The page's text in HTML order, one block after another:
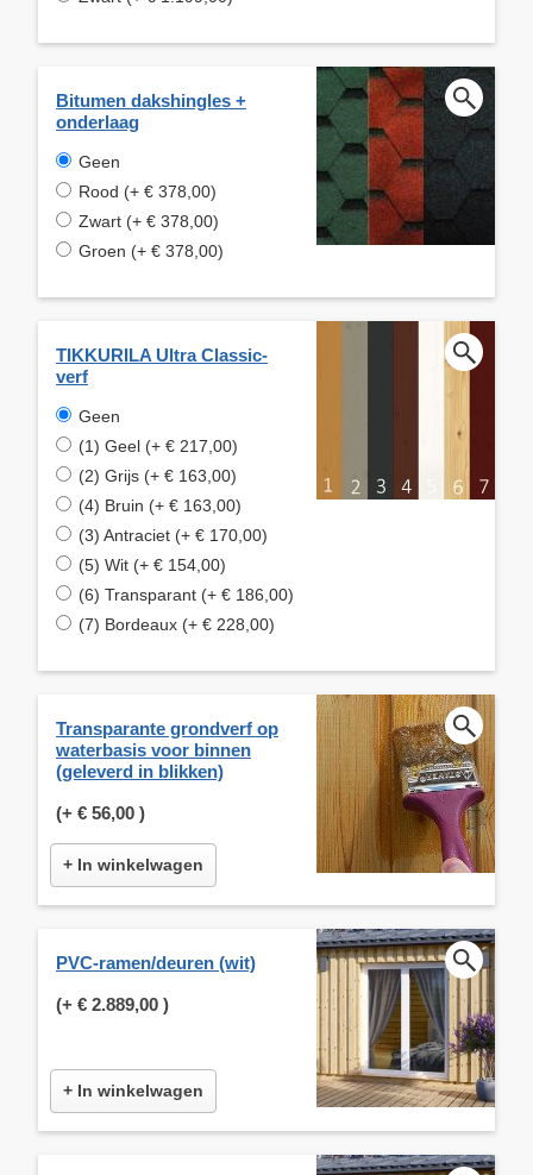
Bitumen dakshingles +
onderlaag
Geen
Rood (+ € 378,00)
Zwart (+ € 378,00)
Groen (+ € 378,00)
TIKKURILA Ultra Classic-
verf
Geen
(1) Geel (+ € 217,00)
(2) Grijs (+ € 163,00)
(4) Bruin (+ € 163,00)
(3) Antraciet (+ € 170,00)
(5) Wit (+ € 154,00)
(6) Transparant (+ € 186,00)
(7) Bordeaux (+ € 228,00)
Transparante grondverf op
waterbasis voor binnen
(geleverd in blikken)
(+ € 56,00 )
+ In winkelwagen
PVC-ramen/deuren (wit)
(+ € 2.889,00 )
+ In winkelwagen